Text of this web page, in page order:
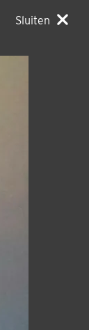
Sluiten